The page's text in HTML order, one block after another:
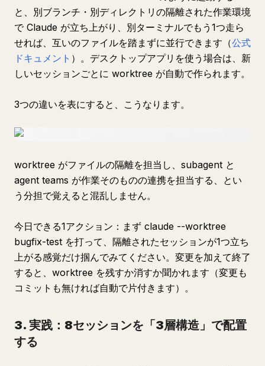
と、別ブランチ・別ディレクトリの隔離された作業環境
で Claude が立ち上がり、別ターミナルでもう1つ走ら
せれば、互いのファイルを踏まずに並行できます（公式
ドキュメント ）。デスクトップアプリを使う場合は、新
しいセッションごとに worktree が自動で作られます。
3つの違いを表にすると、こうなります。
worktree がファイルの隔離を担当し、subagent と
agent teams が作業そのものの連携を担当する、とい
う分担で覚えると混乱しません。
今日できる1アクション：まず claude --worktree
bugfix-test を打って、隔離されたセッションが1つ立ち
上がる感覚だけ掴んでみてください。変更を加えて終了
すると、worktree を残すか消すか聞かれます（変更も
コミットも無ければ自動で片付きます）。
3. 実践：8セッションを「3層構造」で配置
する